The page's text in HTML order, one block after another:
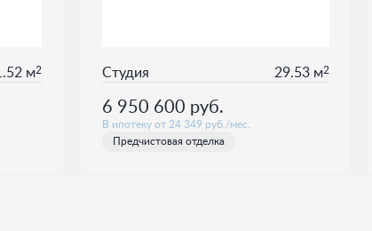
м2 Студия 29.53 м2
6 950 600 руб.
В ипотеку от 24 349 руб./мес.
Предчистовая отделка